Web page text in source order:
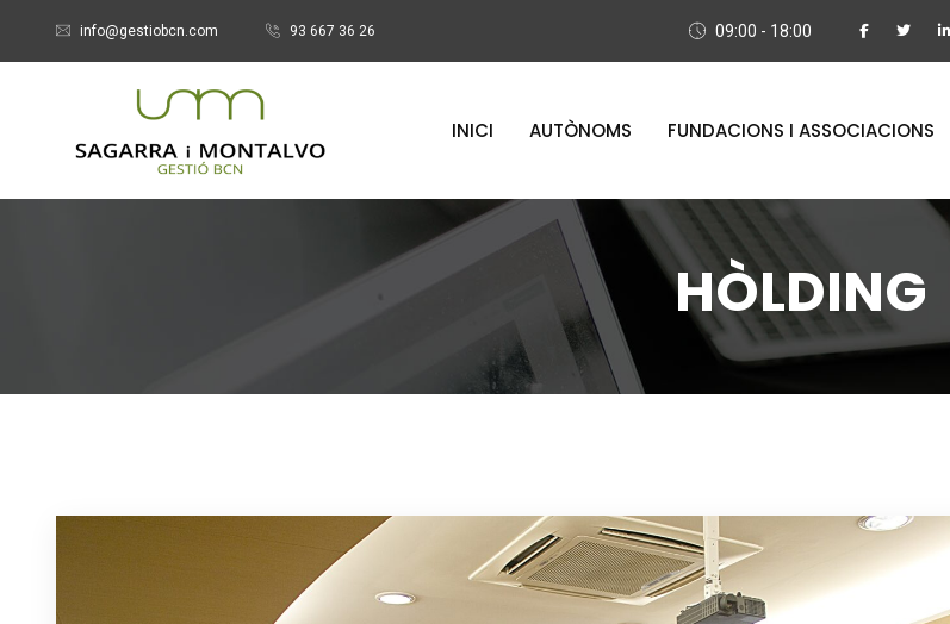
info@gestiobcn.com 93 667 36 26 09:00 - 18:00
INICI AUTÒNOMS FUNDACIONS I ASSOCIACIONS
HÒLDING